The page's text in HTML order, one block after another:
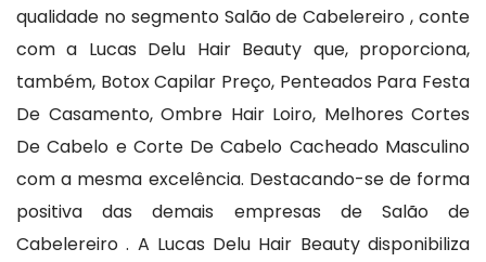
qualidade no segmento Salão de Cabelereiro , conte
com a Lucas Delu Hair Beauty que, proporciona,
também, Botox Capilar Preço, Penteados Para Festa
De Casamento, Ombre Hair Loiro, Melhores Cortes
De Cabelo e Corte De Cabelo Cacheado Masculino
com a mesma excelência. Destacando-se de forma
positiva das demais empresas de Salão de
Cabelereiro . A Lucas Delu Hair Beauty disponibiliza